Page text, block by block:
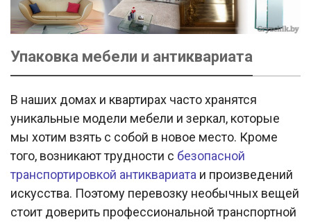
Упаковка мебели и антиквариата
В наших домах и квартирах часто хранятся
уникальные модели мебели и зеркал, которые
мы хотим взять с собой в новое место. Кроме
того, возникают трудности с безопасной
транспортировкой антиквариата и произведений
искусства. Поэтому перевозку необычных вещей
стоит доверить профессиональной транспортной